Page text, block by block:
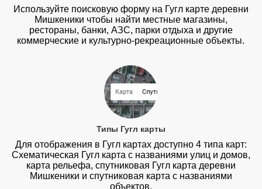
Используйте поисковую форму на Гугл карте деревни
Мишкеники чтобы найти местные магазины,
рестораны, банки, АЗС, парки отдыха и другие
коммерческие и культурно-рекреационные объекты.
Типы Гугл карты
Для отображения в Гугл картах доступно 4 типа карт:
Схематическая Гугл карта с названиями улиц и домов,
карта рельефа, спутниковая Гугл карта деревни
Мишкеники и спутниковая карта с названиями
объектов.